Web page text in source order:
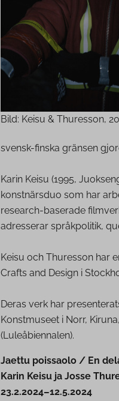
Bild: Keisu & Thuresson,
svensk-finska gränsen
Karin Keisu (1995,
konstnärsduo som har
research-baserade
adresserar språkpolitik,
Keisu och Thuresson har
Crafts and Design i
Deras verk har
Konstmuseet i Norr,
(Luleåbiennalen).
Jaettu poissaolo / En
Karin Keisu ja Josse
23.2.2024–12.5.2024